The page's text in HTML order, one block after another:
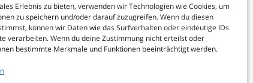
Erlebnis zu bieten, verwenden wir Technologien wie Cookies, um
zu speichern und/oder darauf zuzugreifen. Wenn du diesen
können wir Daten wie das Surfverhalten oder eindeutige IDs
verarbeiten. Wenn du deine Zustimmung nicht erteilst oder
bestimmte Merkmale und Funktionen beeinträchtigt werden.
in (m/w/d)
informieren